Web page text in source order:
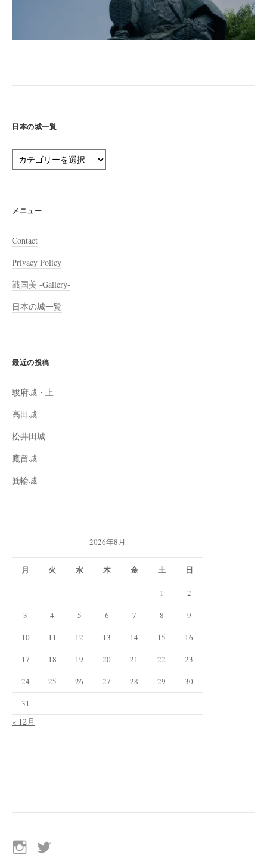
日本の城一覧
本
一
メニュー
Contact
Privacy Policy
戦国美 -Gallery-
日本の城一覧
最近の投稿
駿府城・上
高田城
松井田城
鷹留城
箕輪城
2026年8月
月 火 水 木 金 土 日
1 2
3 4 5 6 7 8 9
10 11 12 13 14 15 16
17 18 19 20 21 22 23
24 25 26 27 28 29 30
31
« 12月